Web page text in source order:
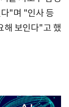
"며 "인사 등
해 보인다"고 했